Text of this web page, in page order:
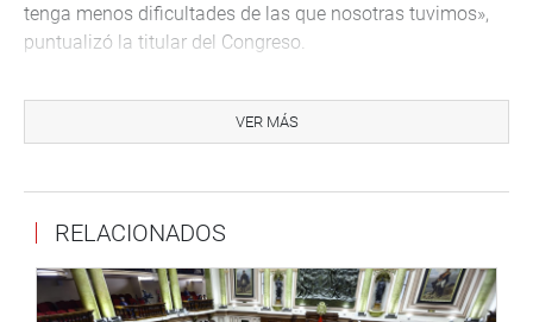
tenga menos dificultades de las que nosotras tuvimos»,
puntualizó la titular del Congreso.
palabra para destacar a la titular del Congreso por sus
dotes de mujer valiente, política honesta y líder de un
«No somos el sexo débil, prueba de ello es que tenemos
señora Alva, a quien le expresamos nuestra solidaridad y
respaldo», manifestó quien actualmente preside la
VER MÁS
RELACIONADOS